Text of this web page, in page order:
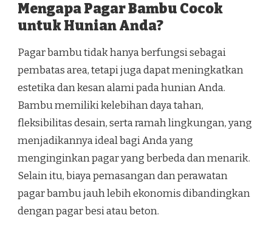
Mengapa Pagar Bambu Cocok
untuk Hunian Anda?
Pagar bambu tidak hanya berfungsi sebagai
pembatas area, tetapi juga dapat meningkatkan
estetika dan kesan alami pada hunian Anda.
Bambu memiliki kelebihan daya tahan,
fleksibilitas desain, serta ramah lingkungan, yang
menjadikannya ideal bagi Anda yang
menginginkan pagar yang berbeda dan menarik.
Selain itu, biaya pemasangan dan perawatan
pagar bambu jauh lebih ekonomis dibandingkan
dengan pagar besi atau beton.